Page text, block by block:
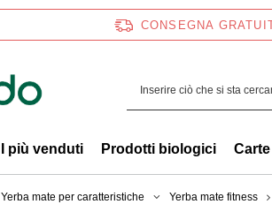
CONSEGNA
I più venduti Prodotti biologici
Yerba mate per caratteristiche Yerba mate fitness